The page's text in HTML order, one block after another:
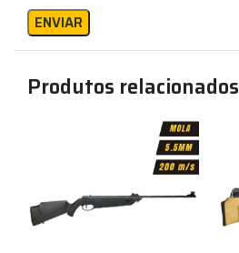
Produtos relacionados